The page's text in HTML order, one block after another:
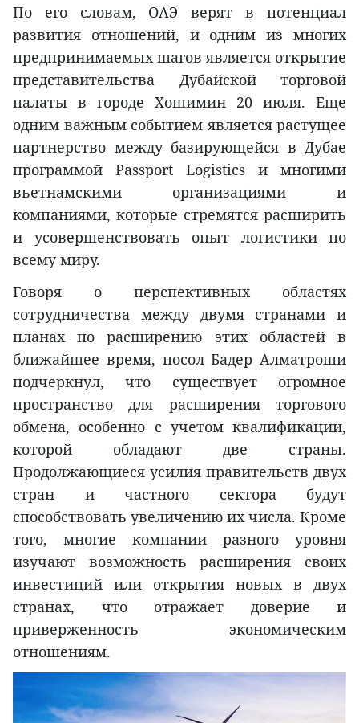
По его словам, ОАЭ верят в потенциал
развития отношений, и одним из многих
предпринимаемых шагов является открытие
представительства Дубайской торговой
палаты в городе Хошимин 20 июля. Еще
одним важным событием является растущее
партнерство между базирующейся в Дубае
программой Passport Logistics и многими
вьетнамскими организациями и
компаниями, которые стремятся расширить
и усовершенствовать опыт логистики по
всему миру.
Говоря о перспективных областях
сотрудничества между двумя странами и
планах по расширению этих областей в
ближайшее время, посол Бадер Алматроши
подчеркнул, что существует огромное
пространство для расширения торгового
обмена, особенно с учетом квалификации,
которой обладают две страны.
Продолжающиеся усилия правительств двух
стран и частного сектора будут
способствовать увеличению их числа. Кроме
того, многие компании разного уровня
изучают возможность расширения своих
инвестиций или открытия новых в двух
странах, что отражает доверие и
приверженность экономическим
отношениям.